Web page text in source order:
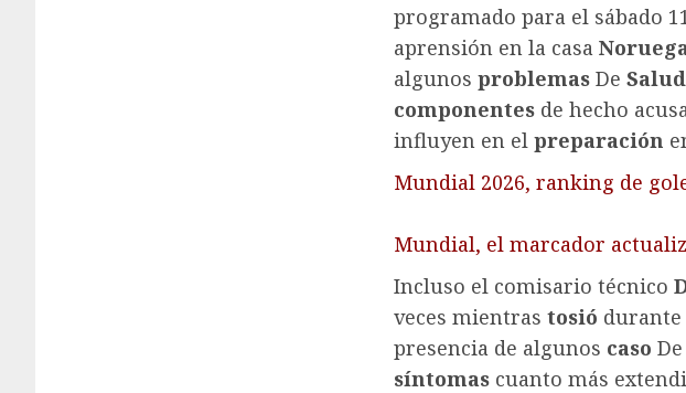
programado para el sábado
aprensión en la casa
algunos problemas De Salud
componentes de hecho
influyen en el preparación
Mundial 2026, ranking de
Mundial, el marcador
Incluso el comisario técnico
veces mientras tosió
presencia de algunos caso De
síntomas cuanto más